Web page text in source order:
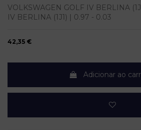
VOLKSWAGEN GOLF IV BERLINA
IV BERLINA (1J1) | 0.97 - 0.03
42,35 €
Adicionar ao